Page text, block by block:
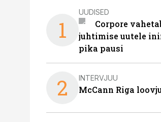
1
UUDISED
Corpore
juhtimise uutele
pika pausi
2 INTERVJUU
McCann Riga